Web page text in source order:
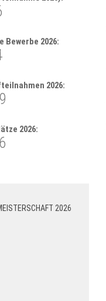
2026